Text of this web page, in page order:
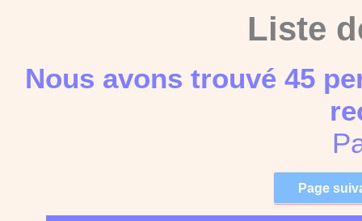
Liste
Nous avons trouvé 45